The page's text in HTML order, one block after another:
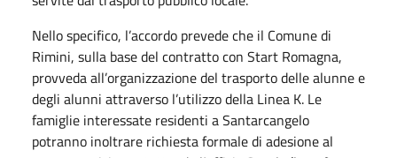
Nello specifico, l’accordo prevede che il Comune di
Rimini, sulla base del contratto con Start Romagna,
provveda all’organizzazione del trasporto delle alunne e
degli alunni attraverso l’utilizzo della Linea K. Le
famiglie interessate residenti a Santarcangelo
potranno inoltrare richiesta formale di adesione al